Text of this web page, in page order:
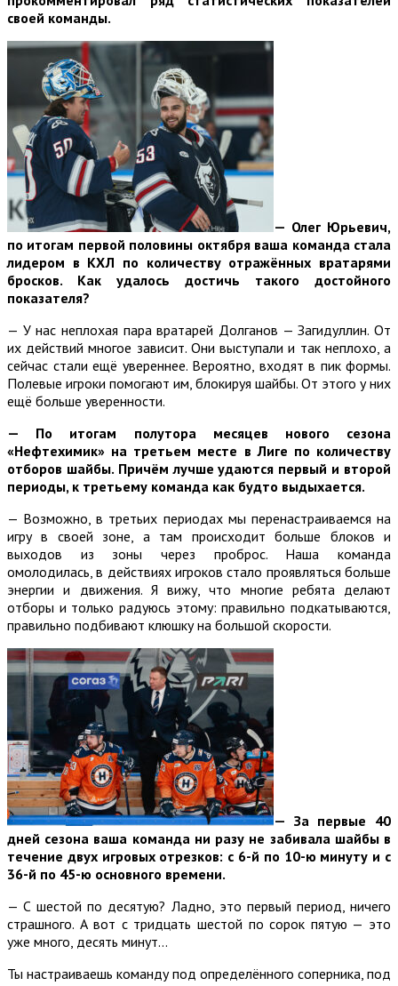
своей команды.
— Олег Юрьевич,
по итогам первой половины октября ваша команда стала
лидером в КХЛ по количеству отражённых вратарями
бросков. Как удалось достичь такого достойного
показателя?
— У нас неплохая пара вратарей Долганов — Загидуллин. От
их действий многое зависит. Они выступали и так неплохо, а
сейчас стали ещё увереннее. Вероятно, входят в пик формы.
Полевые игроки помогают им, блокируя шайбы. От этого у них
ещё больше уверенности.
— По итогам полутора месяцев нового сезона
«Нефтехимик» на третьем месте в Лиге по количеству
отборов шайбы. Причём лучше удаются первый и второй
периоды, к третьему команда как будто выдыхается.
— Возможно, в третьих периодах мы перенастраиваемся на
игру в своей зоне, а там происходит больше блоков и
выходов из зоны через проброс. Наша команда
омолодилась, в действиях игроков стало проявляться больше
энергии и движения. Я вижу, что многие ребята делают
отборы и только радуюсь этому: правильно подкатываются,
правильно подбивают клюшку на большой скорости.
— За первые 40
дней сезона ваша команда ни разу не забивала шайбы в
течение двух игровых отрезков: с 6-й по 10-ю минуту и с
36-й по 45-ю основного времени.
— С шестой по десятую? Ладно, это первый период, ничего
страшного. А вот с тридцать шестой по сорок пятую — это
уже много, десять минут…
Ты настраиваешь команду под определённого соперника, под